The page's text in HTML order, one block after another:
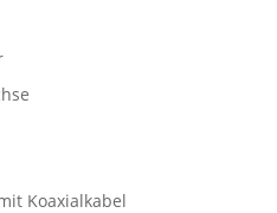
Koaxialkabel